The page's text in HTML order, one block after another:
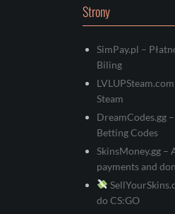
Strony
SimPay.pl –
Biling
Steam
DreamCodes.gg
Betting Codes
SkinsMoney.gg –
payments and
do CS:GO